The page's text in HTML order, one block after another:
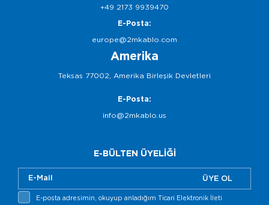
+49 2173 9939470
E-Posta:
europe@2mkablo.com
Amerika
Teksas 77002, Amerika Birleşik Devletleri
E-Posta:
info@2mkablo.us
E-BÜLTEN ÜYELİĞİ
ÜYE OL
E-posta adresimin, okuyup anladığım Ticari Elektronik İleti